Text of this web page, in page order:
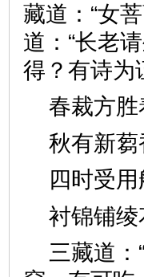
藏道：“女
道：“长老
得？有诗
春裁方
秋有新
四时受
衬锦铺
三藏道